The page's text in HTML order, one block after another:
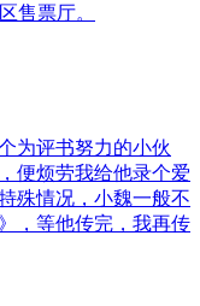
售票厅。
为评书努力的小伙
便烦劳我给他录个爱
殊情况，小魏一般不
，等他传完，我再传